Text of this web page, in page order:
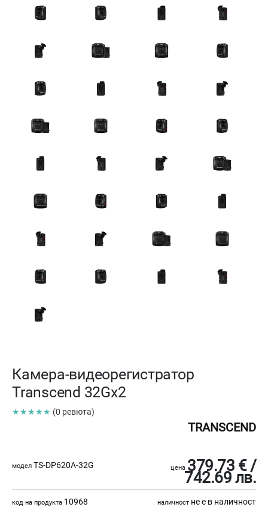
Камера-видеорегистратор
Transcend 32Gx2
★★★★★ (0 ревюта)
TRANSCEND
модел TS-DP620A-32G цена 379.73 € /
742.69 лв.
код на продукта 10968 наличност не е в наличност